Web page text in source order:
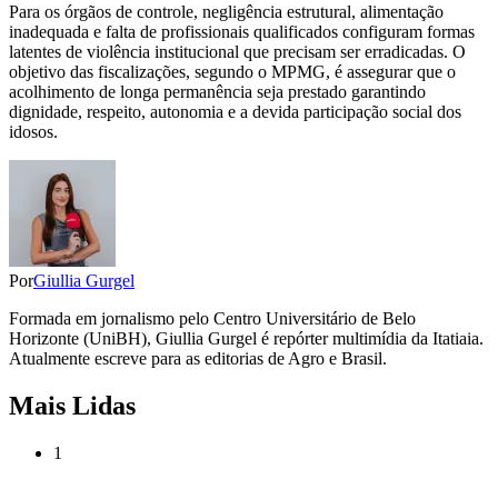
Para os órgãos de controle, negligência estrutural, alimentação
inadequada e falta de profissionais qualificados configuram formas
latentes de violência institucional que precisam ser erradicadas. O
objetivo das fiscalizações, segundo o MPMG, é assegurar que o
acolhimento de longa permanência seja prestado garantindo
dignidade, respeito, autonomia e a devida participação social dos
idosos.
PorGiullia Gurgel
Formada em jornalismo pelo Centro Universitário de Belo
Horizonte (UniBH), Giullia Gurgel é repórter multimídia da Itatiaia.
Atualmente escreve para as editorias de Agro e Brasil.
Mais Lidas
1